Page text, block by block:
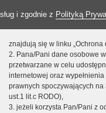
i zgodnie z Polityką
znajdują się w linku „Ochrona
2. Pana/Pani dane osobowe
przetwarzane w celu
internetowej oraz
prawnych spoczywających na
ust.1 lit.c RODO),
3. jeżeli korzysta Pan/Pani z